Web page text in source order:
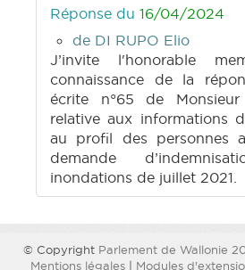
Réponse du 16/04/2024
de DI RUPO Elio
J’invite l'honorable
connaissance de la
écrite n°65 de Monsieur
relative aux informations
au profil des personnes
demande
inondations de juillet 2021.
© Copyright Parlement de Wallonie
Mentions légales| Modules